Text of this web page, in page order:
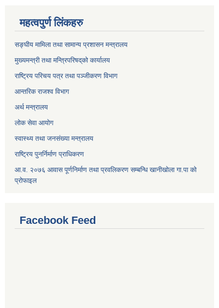
महत्वपुर्ण लिंकहरु
सङ्घीय मामिला तथा सामान्य प्रशासन मन्त्रालय
मुख्यमन्त्री तथा मन्त्रिपरिषद्‌को कार्यालय
राष्ट्रिय परिचय पत्र तथा पञ्जीकरण विभाग
आन्तरिक राजश्व विभाग
अर्थ मन्त्रालय
लोक सेवा आयोग
स्वास्थ्य तथा जनसंख्या मन्त्रालय
राष्ट्रिय पुनर्निर्माण प्राधिकरण
आ.व. २०७६ आवास पूर्णनिर्माण तथा प्रवलिकरण सम्बन्धि खानीखोला गा.पा को
प्रोफाइल
Facebook Feed